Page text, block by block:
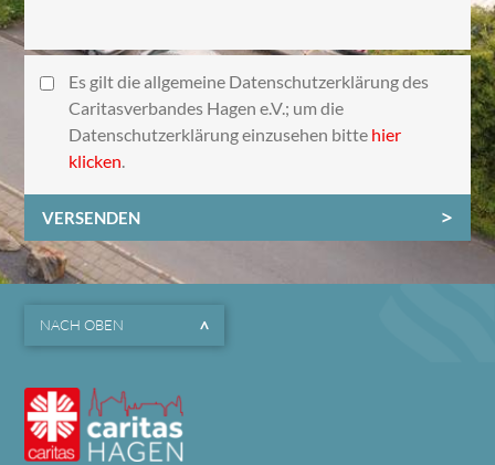
Es gilt die allgemeine Datenschutzerklärung des
Caritasverbandes Hagen e.V.; um die
Datenschutzerklärung einzusehen bitte hier
klicken.
VERSENDEN
NACH OBEN